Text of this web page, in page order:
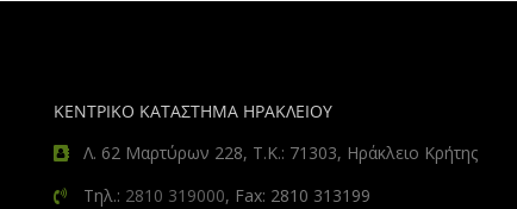
ΚΕΝΤΡΙΚΟ ΚΑΤΑΣΤΗΜΑ ΗΡΑΚΛΕΙΟΥ
Λ. 62 Μαρτύρων 228, Τ.Κ.: 71303, Ηράκλειο Κρήτης
Τηλ.: 2810 319000, Fax: 2810 313199